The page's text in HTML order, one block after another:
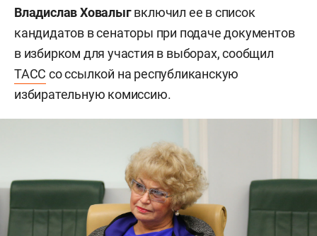
Владислав Ховалыгвключил ее в список
кандидатов в сенаторы при подаче документов
в избирком для участия в выборах, сообщил
ТАСС со ссылкой на республиканскую
избирательную комиссию.